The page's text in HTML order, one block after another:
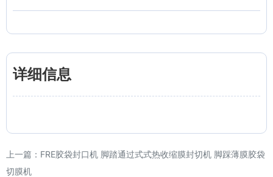
详细信息
上一篇： FRE胶袋封口机 脚踏通过式式热收缩膜封切机 脚踩薄膜胶袋
切膜机